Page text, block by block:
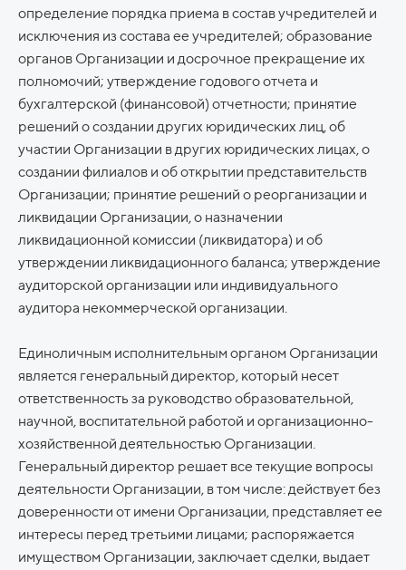
определение порядка приема в состав учредителей и
исключения из состава ее учредителей; образование
органов Организации и досрочное прекращение их
полномочий; утверждение годового отчета и
бухгалтерской (финансовой) отчетности; принятие
решений о создании других юридических лиц, об
участии Организации в других юридических лицах, о
создании филиалов и об открытии представительств
Организации; принятие решений о реорганизации и
ликвидации Организации, о назначении
ликвидационной комиссии (ликвидатора) и об
утверждении ликвидационного баланса; утверждение
аудиторской организации или индивидуального
аудитора некоммерческой организации.
Единоличным исполнительным органом Организации
является генеральный директор, который несет
ответственность за руководство образовательной,
научной, воспитательной работой и организационно-
хозяйственной деятельностью Организации.
Генеральный директор решает все текущие вопросы
деятельности Организации, в том числе: действует без
доверенности от имени Организации, представляет ее
интересы перед третьими лицами; распоряжается
имуществом Организации, заключает сделки, выдает